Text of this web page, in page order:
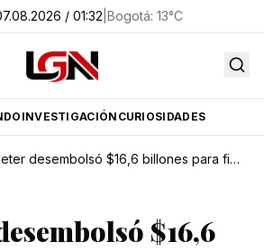
/ 01:32 Bogotá: 13°C
INVESTIGACIÓN CURIOSIDADES
Findeter desembolsó $16,6 billones para financiar 2.220 proyectos en 773 municipios del país
$16,6